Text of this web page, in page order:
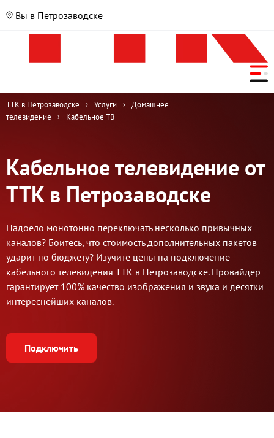
Вы в Петрозаводске
ТТК в Петрозаводске › Услуги › Домашнее
телевидение
› Кабельное ТВ
Кабельное телевидение от
ТТК в Петрозаводске
Надоело монотонно переключать несколько привычных
каналов? Боитесь, что стоимость дополнительных пакетов
ударит по бюджету? Изучите цены на подключение
кабельного телевидения ТТК в Петрозаводске. Провайдер
гарантирует 100% качество изображения и звука и десятки
интереснейших каналов.
Подключить